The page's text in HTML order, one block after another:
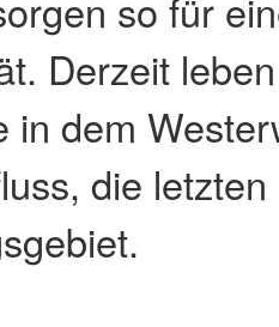
so für
Derzeit
in dem
die